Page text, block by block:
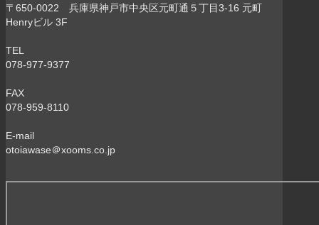
〒650-0022 兵庫県神戸市中央区元町通５丁目3-16 元町
Henryビル 3F
TEL
078-977-9377
FAX
078-959-8110
E-mail
otoiawase＠xooms.co.jp